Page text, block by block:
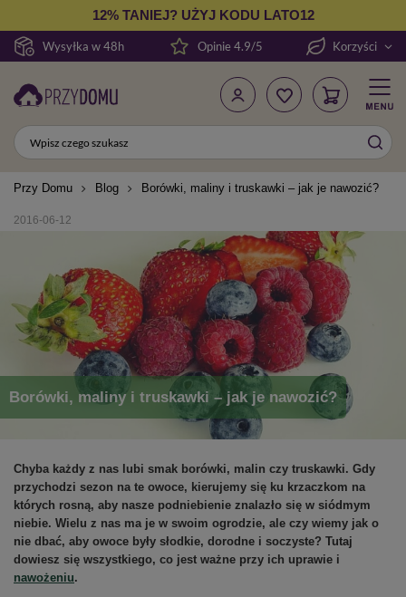
Wysyłka w 48h
12% TANIEJ? UŻYJ KODU LATO12
Opinie 4.9/5 Korzyści
Przy Domu Blog Borówki, maliny i truskawki – jak je nawozić?
2016-06-12
Borówki, maliny i truskawki – jak je nawozić?
Chyba każdy z nas lubi smak borówki, malin czy truskawki. Gdy
przychodzi sezon na te owoce, kierujemy się ku krzaczkom na
których rosną, aby nasze podniebienie znalazło się w siódmym
niebie. Wielu z nas ma je w swoim ogrodzie, ale czy wiemy jak o
nie dbać, aby owoce były słodkie, dorodne i soczyste? Tutaj
dowiesz się wszystkiego, co jest ważne przy ich uprawie i
nawożeniu.